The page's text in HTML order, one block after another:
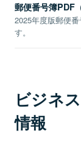
郵便番号簿PDF
2025年度版郵便
す。
ビジネ
情報